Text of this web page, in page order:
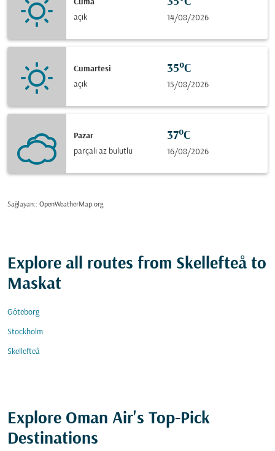
Cuma
açık
14/08/2026
Cumartesi
açık
35°C
15/08/2026
Pazar
parçalı az bulutlu
37°C
16/08/2026
Sağlayan:: OpenWeatherMap.org
Explore all routes from Skellefteå to
Maskat
Göteborg
Stockholm
Skellefteå
Explore Oman Air's Top-Pick
Destinations